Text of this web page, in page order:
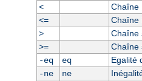
<
Chaîne
<=
Chaîne
>
Chaîne
>=
Chaîne
-eq
eq
Egalité
-ne
ne